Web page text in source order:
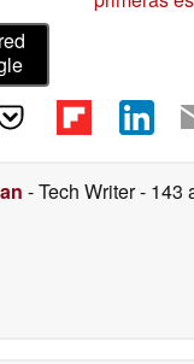
- Tech Writer- 143